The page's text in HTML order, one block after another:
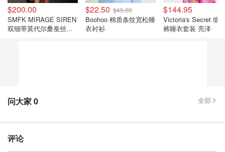
$200.00
SMFK MIRAGE SIREN
双细带莫代尔桑蚕丝吊
$22.50 $45.00
Boohoo 棉质条纹宽松睡
衣衬衫
$144.95
Victoria's Secret 缎
裤睡衣套装 亮泽
问大家0 全部
评论